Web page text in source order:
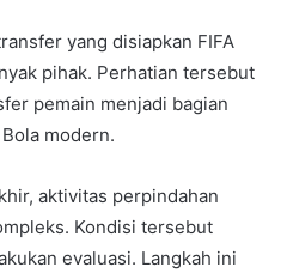
yang disiapkan FIFA
pihak. Perhatian tersebut
pemain menjadi bagian
modern.
aktivitas perpindahan
Kondisi tersebut
evaluasi. Langkah ini